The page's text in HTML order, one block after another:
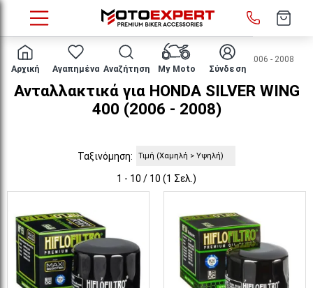
Αρχική Αγαπημένα Αναζήτηση My Moto Σύνδεση
HOME Μάρκα/μοντέλο HONDA SILVER WING 400 2006 - 2008
Ανταλλακτικά για HONDA SILVER WING
400 (2006 - 2008)
Ταξινόμηση:
1 - 10 / 10 (1 Σελ.)